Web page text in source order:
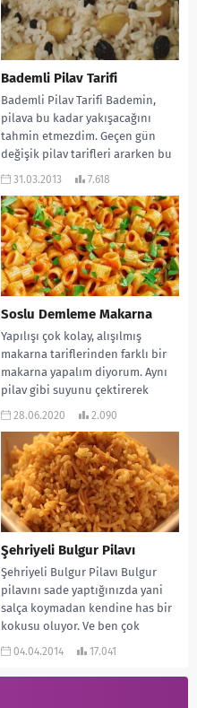
Bademli Pilav Tarifi
Bademli Pilav Tarifi Bademin,
pilava bu kadar yakışacağını
tahmin etmezdim. Geçen gün
değişik pilav tarifleri ararken bu
tarife rast geldim...
31.03.2013 7.618
Soslu Demleme Makarna
Yapılışı çok kolay, alışılmış
makarna tariflerinden farklı bir
makarna yapalım diyorum. Aynı
pilav gibi suyunu çektirerek
yapılıyor ve inanılmaz lezzetli...
28.06.2020 2.090
Şehriyeli Bulgur Pilavı
Şehriyeli Bulgur Pilavı Bulgur
pilavını sade yaptığınızda yani
salça koymadan kendine has bir
kokusu oluyor. Ve ben çok
seviyorum. Hele...
04.04.2014 17.041